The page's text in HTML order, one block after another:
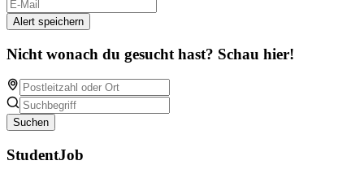
Alert speichern
Nicht wonach du gesucht hast? Schau hier!
Suchen
StudentJob